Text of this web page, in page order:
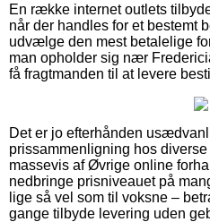
En række internet outlets
når der handles for et bestemt
udvælge den mest betalelige
man opholder sig nær
få fragtmanden til at levere
Det er jo efterhånden
prissammenligning hos
massevis af Øvrige online
nedbringe prisniveauet på
lige så vel som til voksne –
gange tilbyde levering uden